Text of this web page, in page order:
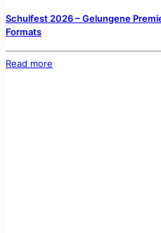
Schulfest 2026 – Gelungene
Formats
Read more